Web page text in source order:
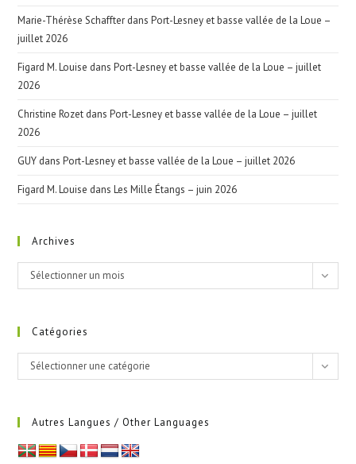
Marie-Thérèse Schaffter dansPort-Lesney et basse vallée de la Loue –
juillet 2026
Figard M. Louise dansPort-Lesney et basse vallée de la Loue – juillet
2026
Christine Rozet dansPort-Lesney et basse vallée de la Loue – juillet
2026
GUY dansPort-Lesney et basse vallée de la Loue – juillet 2026
Figard M. Louise dansLes Mille Étangs – juin 2026
Archives
Sélectionner un mois
Catégories
Sélectionner une catégorie
Autres Langues / Other Languages